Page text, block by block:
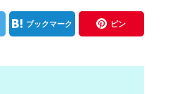
ブックマーク ピン